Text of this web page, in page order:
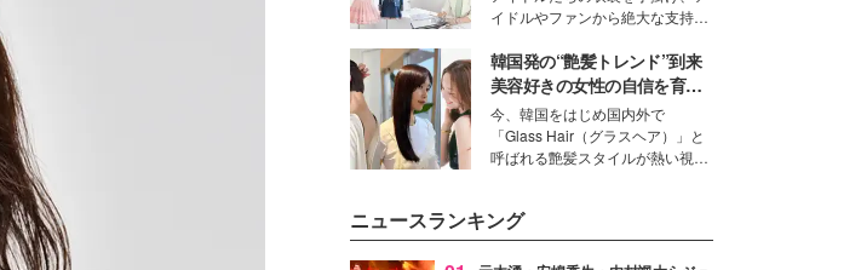
の感動をもたらす奥深いストーリ
ーについて熱く語り合ってもらっ
た。
イドルやファンから絶大な支持を
取締役兼クリエイティブディレク
ター・茅野しのぶ。一人ひとりの
個性に寄り添い、魅力を引き出す
衣装作りは、多くの女性たちに勇
気と自信を与え続けている。
韓国発の“艶髪トレンド”到来
美容好きの女性の自信を育む
「ヘアケア事情」って？
今、韓国をはじめ国内外で
「Glass Hair（グラスヘア）」と
呼ばれる艶髪スタイルが熱い視線
して、“髪そのものの美しさ”に改
めて注目する人が増えている様
子。今回は、そんな憧れの艶やか
ニュースランキング